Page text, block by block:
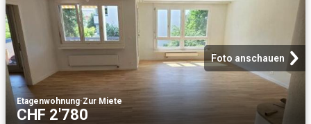
Foto anschauen
Etagenwohnung·Zur Miete
CHF 2'780